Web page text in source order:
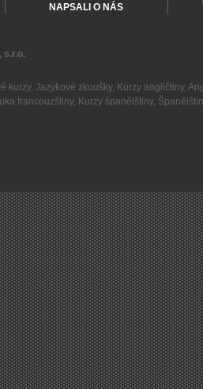
NAPSALI O NÁS
s.r.o.
kurzy, Jazykové zkoušky, Kurzy angličtiny,
francouzštiny, Kurzy španělštiny,